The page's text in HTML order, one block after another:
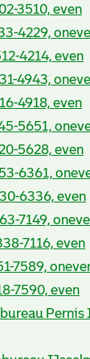
3510, even
4229,
4214, even
4943,
4918, even
5651,
5628, even
6361,
6336, even
7149,
7116, even
7589,
7590, even
Pernis